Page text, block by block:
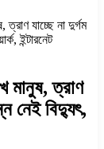
যাচ্ছে না দুর্গম
ইন্টারনেট
মানুষ, ত্রাণ
নেই বিদ্যুৎ,